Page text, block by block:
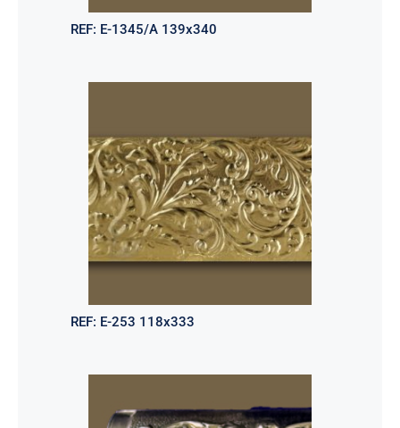
REF: E-1345/A 139x340
REF: E-253 118x333